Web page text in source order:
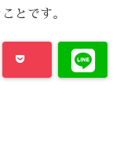
とです。